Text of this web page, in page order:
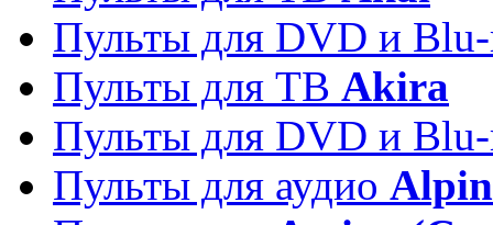
Пульты для DVD и
Пульты для ТВ Akira
Пульты для DVD и
Пульты для аудио